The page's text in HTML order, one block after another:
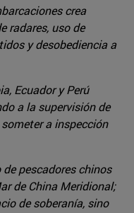
crea
radares, uso de
y desobediencia a
Ecuador y Perú
a la supervisión de
a inspección
pescadores chinos
de China Meridional;
de soberanía, sino